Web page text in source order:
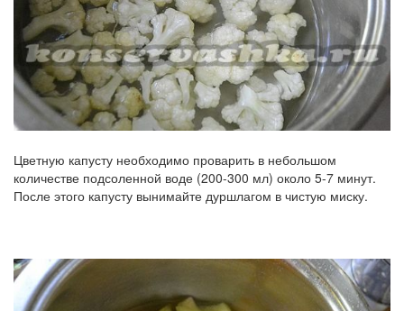
Цветную капусту необходимо проварить в небольшом
количестве подсоленной воде (200-300 мл) около 5-7 минут.
После этого капусту вынимайте дуршлагом в чистую миску.